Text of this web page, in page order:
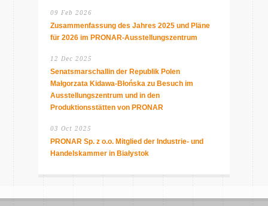
09 Feb 2026
Zusammenfassung des Jahres 2025 und Pläne
für 2026 im PRONAR-Ausstellungszentrum
12 Dec 2025
Senatsmarschallin der Republik Polen
Małgorzata Kidawa-Błońska zu Besuch im
Ausstellungszentrum und in den
Produktionsstätten von PRONAR
03 Oct 2025
PRONAR Sp. z o.o. Mitglied der Industrie- und
Handelskammer in Białystok